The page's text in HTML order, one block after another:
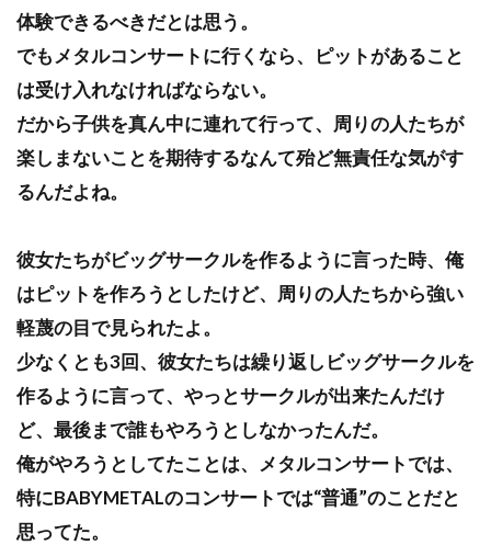
体験できるべきだとは思う。
でもメタルコンサートに行くなら、ピットがあること
は受け入れなければならない。
だから子供を真ん中に連れて行って、周りの人たちが
楽しまないことを期待するなんて殆ど無責任な気がす
るんだよね。
彼女たちがビッグサークルを作るように言った時、俺
はピットを作ろうとしたけど、周りの人たちから強い
軽蔑の目で見られたよ。
少なくとも3回、彼女たちは繰り返しビッグサークルを
作るように言って、やっとサークルが出来たんだけ
ど、最後まで誰もやろうとしなかったんだ。
俺がやろうとしてたことは、メタルコンサートでは、
特にBABYMETALのコンサートでは“普通”のことだと
思ってた。